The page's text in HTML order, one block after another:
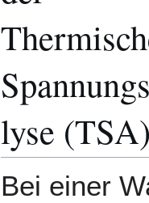
lyse
Bei einer